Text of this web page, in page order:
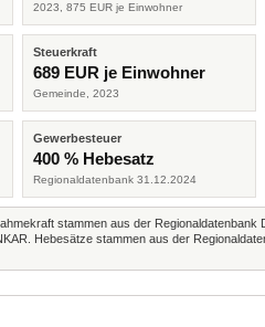
2023, 875 EUR je Einwohner
Steuerkraft
689 EUR je Einwohner
Gemeinde, 2023
Gewerbesteuer
400 % Hebesatz
Regionaldatenbank 31.12.2024
stammen aus der
Hebesätze stammen aus der